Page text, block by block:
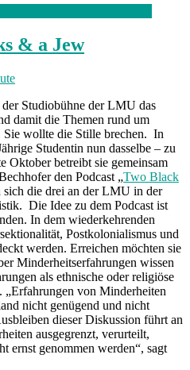
& a Jew
Studiobühne der LMU das
damit die Themen rund um
Sie wollte die Stille brechen. In
Studentin nun dasselbe – zu
Oktober betreibt sie gemeinsam
den Podcast „Two Black
sich die drei an der LMU in der
Die Idee zu dem Podcast ist
In dem wiederkehrenden
Postkolonialismus und
werden. Erreichen möchten sie
Minderheitserfahrungen wissen
als ethnische oder religiöse
von Minderheiten
nicht genügend und nicht
dieser Diskussion führt an
ausgegrenzt, verurteilt,
ernst genommen werden“, sagt